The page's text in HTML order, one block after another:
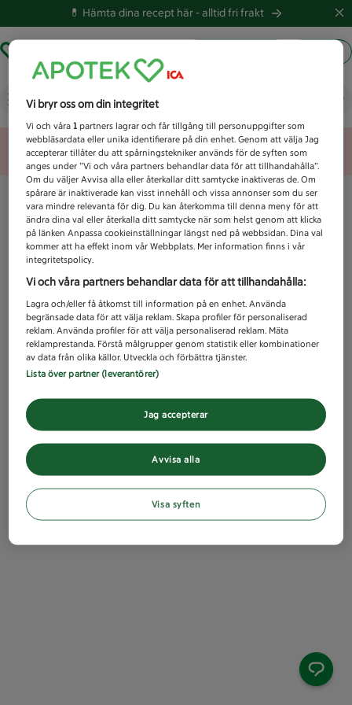
💊 Hämta dina recept här -alltid fri frakt
Vad letar du efter idag?
Unknown error
Vi bryr oss om din integritet
Vi och våra1 partners lagrar och får tillgång till personuppgifter som
webbläsardata eller unika identifierare på din enhet. Genom att välja Jag
accepterar tillåter du att spårningstekniker används för de syften som
anges under ”Vi och våra partners behandlar data för att tillhandahålla”.
Om du väljer Avvisa alla eller återkallar ditt samtycke inaktiveras de. Om
spårare är inaktiverade kan visst innehåll och vissa annonser som du ser
vara mindre relevanta för dig. Du kan återkomma till denna meny för att
ändra dina val eller återkalla ditt samtycke när som helst genom att klicka
på länken Anpassa cookieinställningar längst ned på webbsidan. Dina val
kommer att ha effekt inom vår Webbplats. Mer information finns i vår
integritetspolicy.
Vi och våra partners behandlar data för att tillhandahålla:
Lagra och/eller få åtkomst till information på en enhet. Använda
begränsade data för att välja reklam. Skapa profiler för personaliserad
reklam. Använda profiler för att välja personaliserad reklam. Mäta
reklamprestanda. Förstå målgrupper genom statistik eller kombinationer
av data från olika källor. Utveckla och förbättra tjänster.
Lista över partner (leverantörer)
Avvisa alla
Jag accepterar
Visa syften